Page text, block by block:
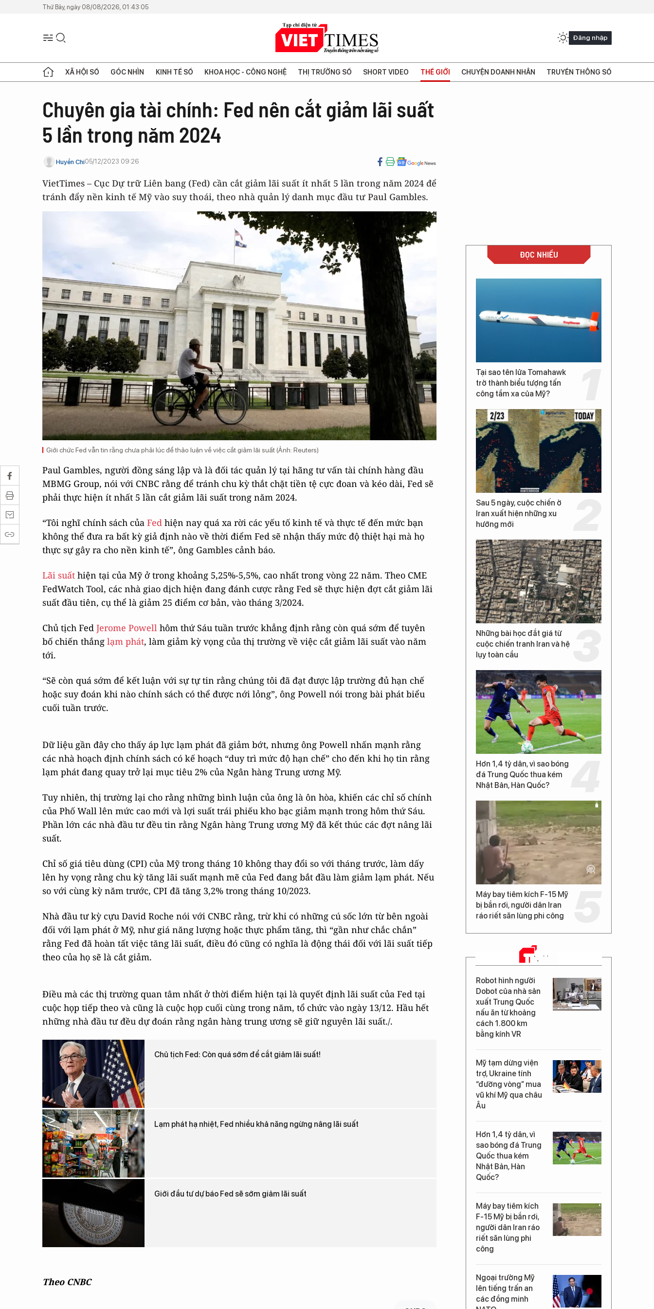
Thứ Bảy, ngày 08/08/2026, 01:43:05
Đăng nhập
XÃ HỘI SỐ GÓC NHÌN KINH TẾ SỐ KHOA HỌC - CÔNG NGHỆ THỊ TRƯỜNG SỐ SHORT VIDEO THẾ GIỚI CHUYỆN DOANH NHÂN TRUYỀN THÔNG SỐ
Chuyên gia tài chính: Fed nên cắt giảm lãi suất
5 lần trong năm 2024
Huyền Chi05/12/2023 09:26
VietTimes – Cục Dự trữ Liên bang (Fed) cần cắt giảm lãi suất ít nhất 5 lần trong năm 2024 để
tránh đẩy nền kinh tế Mỹ vào suy thoái, theo nhà quản lý danh mục đầu tư Paul Gambles.
Giới chức Fed vẫn tin rằng chưa phải lúc để thảo luận về việc cắt giảm lãi suất (Ảnh: Reuters)
Paul Gambles, người đồng sáng lập và là đối tác quản lý tại hãng tư vấn tài chính hàng đầu
MBMG Group, nói với CNBC rằng để tránh chu kỳ thắt chặt tiền tệ cực đoan và kéo dài, Fed sẽ
phải thực hiện ít nhất 5 lần cắt giảm lãi suất trong năm 2024.
“Tôi nghĩ chính sách của Fed hiện nay quá xa rời các yếu tố kinh tế và thực tế đến mức bạn
không thể đưa ra bất kỳ giả định nào về thời điểm Fed sẽ nhận thấy mức độ thiệt hại mà họ
thực sự gây ra cho nền kinh tế”, ông Gambles cảnh báo.
Lãi suất hiện tại của Mỹ ở trong khoảng 5,25%-5,5%, cao nhất trong vòng 22 năm. Theo CME
FedWatch Tool, các nhà giao dịch hiện đang đánh cược rằng Fed sẽ thực hiện đợt cắt giảm lãi
suất đầu tiên, cụ thể là giảm 25 điểm cơ bản, vào tháng 3/2024.
Chủ tịch Fed Jerome Powell hôm thứ Sáu tuần trước khẳng định rằng còn quá sớm để tuyên
bố chiến thắng lạm phát, làm giảm kỳ vọng của thị trường về việc cắt giảm lãi suất vào năm
tới.
“Sẽ còn quá sớm để kết luận với sự tự tin rằng chúng tôi đã đạt được lập trường đủ hạn chế
hoặc suy đoán khi nào chính sách có thể được nới lỏng”, ông Powell nói trong bài phát biểu
cuối tuần trước.
Dữ liệu gần đây cho thấy áp lực lạm phát đã giảm bớt, nhưng ông Powell nhấn mạnh rằng
các nhà hoạch định chính sách có kế hoạch “duy trì mức độ hạn chế” cho đến khi họ tin rằng
lạm phát đang quay trở lại mục tiêu 2% của Ngân hàng Trung ương Mỹ.
Tuy nhiên, thị trường lại cho rằng những bình luận của ông là ôn hòa, khiến các chỉ số chính
của Phố Wall lên mức cao mới và lợi suất trái phiếu kho bạc giảm mạnh trong hôm thứ Sáu.
Phần lớn các nhà đầu tư đều tin rằng Ngân hàng Trung ương Mỹ đã kết thúc các đợt nâng lãi
suất.
Chỉ số giá tiêu dùng (CPI) của Mỹ trong tháng 10 không thay đổi so với tháng trước, làm dấy
lên hy vọng rằng chu kỳ tăng lãi suất mạnh mẽ của Fed đang bắt đầu làm giảm lạm phát. Nếu
so với cùng kỳ năm trước, CPI đã tăng 3,2% trong tháng 10/2023.
Nhà đầu tư kỳ cựu David Roche nói với CNBC rằng, trừ khi có những cú sốc lớn từ bên ngoài
đối với lạm phát ở Mỹ, như giá năng lượng hoặc thực phẩm tăng, thì “gần như chắc chắn”
rằng Fed đã hoàn tất việc tăng lãi suất, điều đó cũng có nghĩa là động thái đối với lãi suất tiếp
theo của họ sẽ là cắt giảm.
Điều mà các thị trường quan tâm nhất ở thời điểm hiện tại là quyết định lãi suất của Fed tại
cuộc họp tiếp theo và cũng là cuộc họp cuối cùng trong năm, tổ chức vào ngày 13/12. Hầu hết
những nhà đầu tư đều dự đoán rằng ngân hàng trung ương sẽ giữ nguyên lãi suất./.
Chủ tịch Fed: Còn quá sớm để cắt giảm lãi suất!
Lạm phát hạ nhiệt, Fed nhiều khả năng ngừng nâng lãi suất
Giới đầu tư dự báo Fed sẽ sớm giảm lãi suất
Theo CNBC
ĐỌC NHIỀU
Tại sao tên lửa Tomahawk
trở thành biểu tượng tấn
công tầm xa của Mỹ?
Sau 5 ngày, cuộc chiến ở
Iran xuất hiện những xu
hướng mới
Những bài học đắt giá từ
cuộc chiến tranh Iran và hệ
lụy toàn cầu
Hơn 1,4 tỷ dân, vì sao bóng
đá Trung Quốc thua kém
Nhật Bản, Hàn Quốc?
Máy bay tiêm kích F-15 Mỹ
bị bắn rơi, người dân Iran
ráo riết săn lùng phi công
TIN MỚI
Robot hình người
Dobot của nhà sản
xuất Trung Quốc
nấu ăn từ khoảng
cách 1.800 km
bằng kính VR
Mỹ tạm dừng viện
trợ, Ukraine tính
“đường vòng” mua
vũ khí Mỹ qua châu
Âu
Hơn 1,4 tỷ dân, vì
sao bóng đá Trung
Quốc thua kém
Nhật Bản, Hàn
Quốc?
Máy bay tiêm kích
F-15 Mỹ bị bắn rơi,
người dân Iran ráo
riết săn lùng phi
công
Ngoại trưởng Mỹ
lên tiếng trấn an
các đồng minh